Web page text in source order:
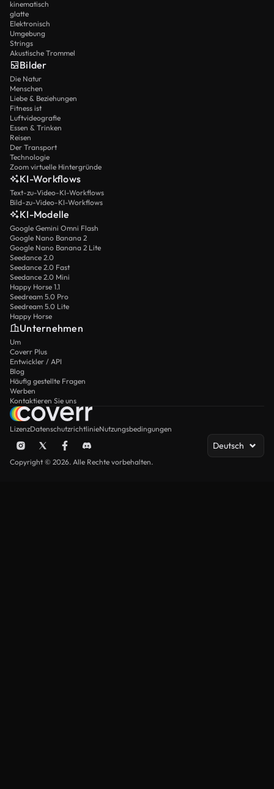
kinematisch
glatte
Elektronisch
Umgebung
Strings
Akustische Trommel
Bilder
Die Natur
Menschen
Liebe & Beziehungen
Fitness ist
Luftvideografie
Essen & Trinken
Reisen
Der Transport
Technologie
Zoom virtuelle Hintergründe
KI-Workflows
Text-zu-Video-KI-Workflows
Bild-zu-Video-KI-Workflows
KI-Modelle
Google Gemini Omni Flash
Google Nano Banana 2
Google Nano Banana 2 Lite
Seedance 2.0
Seedance 2.0 Fast
Seedance 2.0 Mini
Happy Horse 1.1
Seedream 5.0 Pro
Seedream 5.0 Lite
Happy Horse
Unternehmen
Um
Coverr Plus
Entwickler / API
Blog
Häufig gestellte Fragen
Werben
Kontaktieren Sie uns
LizenzDatenschutzrichtlinieNutzungsbedingungen
Deutsch
Copyright © 2026. Alle Rechte vorbehalten.